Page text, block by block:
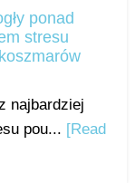
ponad
stresu
najbardziej
pou... [Read